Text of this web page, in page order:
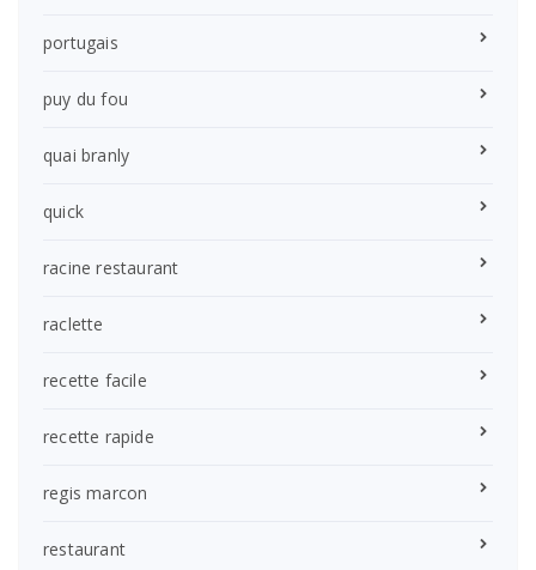
portugais
puy du fou
quai branly
quick
racine restaurant
raclette
recette facile
recette rapide
regis marcon
restaurant